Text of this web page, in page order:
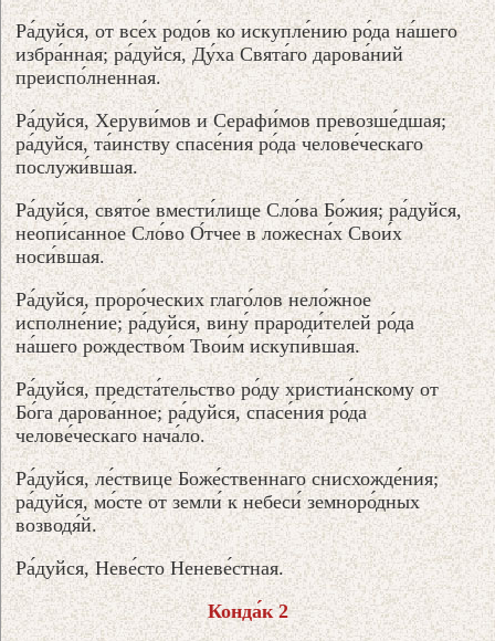
Ра́дуйся, от все́х родо́в ко искупле́нию ро́да на́шего
избра́нная; ра́дуйся, Ду́ха Свята́го дарова́ний
преиспо́лненная.
Ра́дуйся, Херуви́мов и Серафи́мов превозше́дшая;
ра́дуйся, та́инству спасе́ния ро́да челове́ческаго
послужи́вшая.
Ра́дуйся, свято́е вмести́лище Сло́ва Бо́жия; ра́дуйся,
неопи́санное Сло́во О́тчее в ложесна́х Свои́х
носи́вшая.
Ра́дуйся, проро́ческих глаго́лов нело́жное
исполне́ние; ра́дуйся, вину́ прароди́телей ро́да
на́шего рождество́м Твои́м искупи́вшая.
Ра́дуйся, предста́тельство ро́ду христиа́нскому от
Бо́га дарова́нное; ра́дуйся, спасе́ния ро́да
челове́ческаго нача́ло.
Ра́дуйся, ле́ствице Боже́ственнаго снисхожде́ния;
ра́дуйся, мо́сте от земли́ к небеси́ земноро́дных
возводя́й.
Ра́дуйся, Неве́сто Неневе́стная.
Конда́к 2